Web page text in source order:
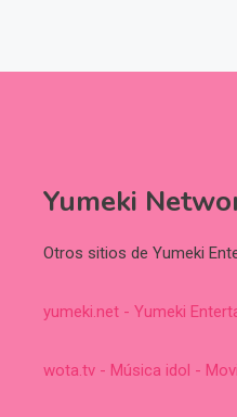
Yumeki
Otros sitios de Yumeki
yumeki.net - Yumeki
wota.tv - Música idol -